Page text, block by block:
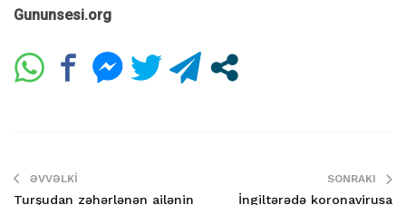
Gununsesi.org
ƏVVƏLKI
Turşudan zəhərlənən ailənin
SONRAKI
İngiltərədə koronavirusa